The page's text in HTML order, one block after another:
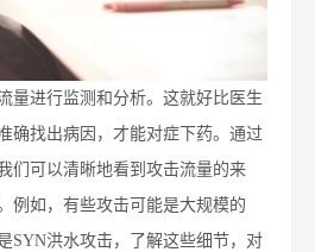
量进行监测和分析。这就好比医生
确找出病因，才能对症下药。通过
们可以清晰地看到攻击流量的来
例如，有些攻击可能是大规模的
SYN洪水攻击，了解这些细节，对